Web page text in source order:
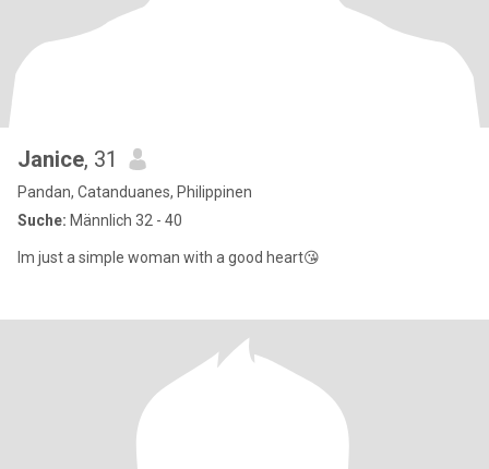
Janice, 31
Pandan, Catanduanes, Philippinen
Suche: Männlich 32 - 40
Im just a simple woman with a good heart😘